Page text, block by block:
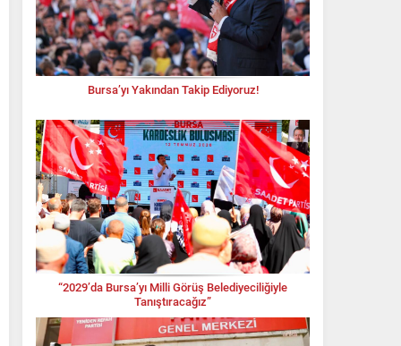
Bursa’yı Yakından Takip Ediyoruz!
“2029’da Bursa’yı Milli Görüş Belediyeciliğiyle
Tanıştıracağız”